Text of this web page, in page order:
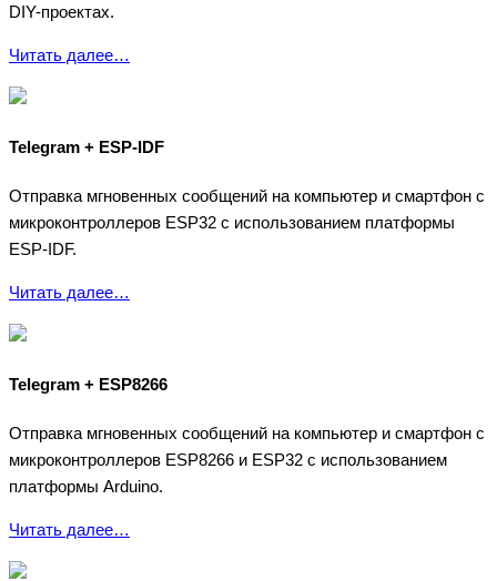
DIY-проектах.
Читать далее…
Telegram + ESP-IDF
Отправка мгновенных сообщений на компьютер и смартфон с
микроконтроллеров ESP32 с использованием платформы
ESP-IDF.
Читать далее…
Telegram + ESP8266
Отправка мгновенных сообщений на компьютер и смартфон с
микроконтроллеров ESP8266 и ESP32 с использованием
платформы Arduino.
Читать далее…